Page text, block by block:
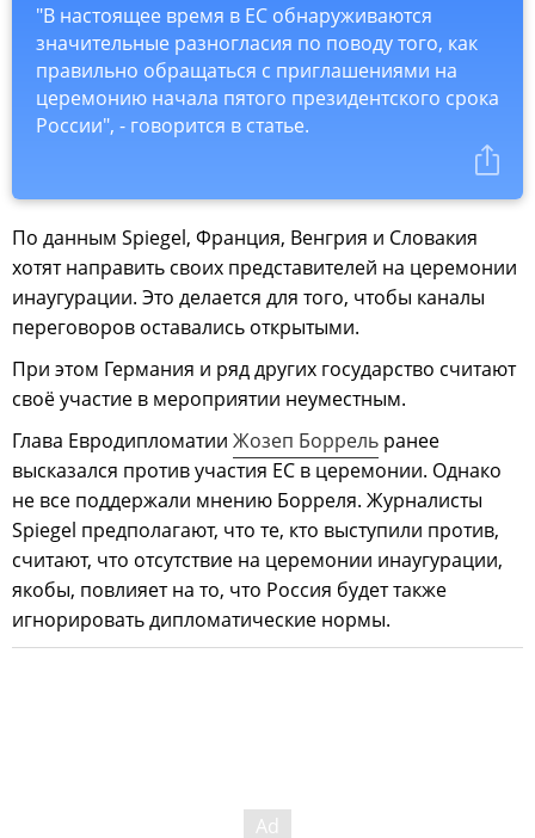
"В настоящее время в ЕС обнаруживаются
значительные разногласия по поводу того, как
правильно обращаться с приглашениями на
церемонию начала пятого президентского срока
России", - говорится в статье.
По данным Spiegel, Франция, Венгрия и Словакия
хотят направить своих представителей на церемонии
инаугурации. Это делается для того, чтобы каналы
переговоров оставались открытыми.
При этом Германия и ряд других государство считают
своё участие в мероприятии неуместным.
Глава Евродипломатии Жозеп Боррель ранее
высказался против участия ЕС в церемонии. Однако
не все поддержали мнению Борреля. Журналисты
Spiegel предполагают, что те, кто выступили против,
считают, что отсутствие на церемонии инаугурации,
якобы, повлияет на то, что Россия будет также
игнорировать дипломатические нормы.